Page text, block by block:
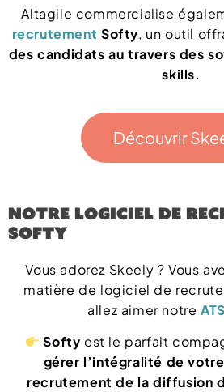
Altagile commercialise
recrutement Softy, un outil
des candidats au travers des
skills.
Découvrir
Notre logiciel de
Softy
Vous adorez Skeely ? Vous
matière de logiciel de
allez aimer notre
Softy est le parfait
gérer l’intégralité de
recrutement de la diffusion